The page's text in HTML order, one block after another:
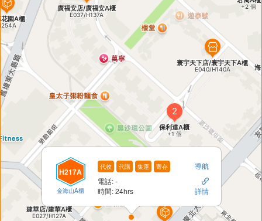
H217A
金海山A櫃
代收 代購 集運 寄存
導航
電話: -

時間: 24hrs 詳情